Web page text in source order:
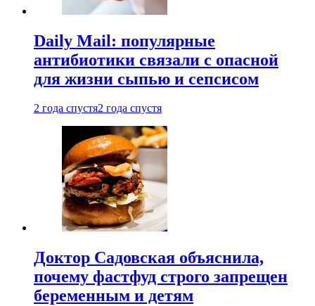
Daily Mail: популярные
антибиотики связали с опасной
для жизни сыпью и сепсисом
2 года спустя2 года спустя
Доктор Садовская объяснила,
почему фастфуд строго запрещен
беременным и детям